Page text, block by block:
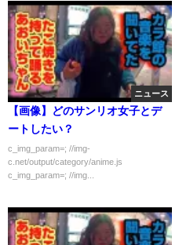
ニュース
【画像】どのサンリオ女子とデ
ートしたい？
c_img_param=; //img-
c.net/output/category/anime.js
c_img_param=; //img...